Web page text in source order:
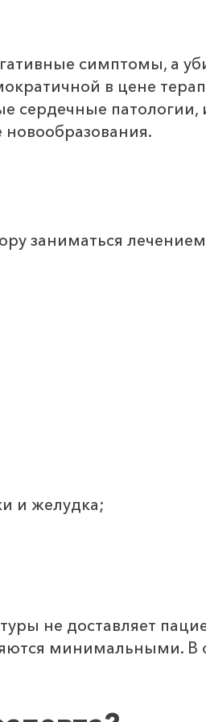
симптомы, а
в цене
сердечные
заниматься
и желудка;
не доставляет
минимальными. В